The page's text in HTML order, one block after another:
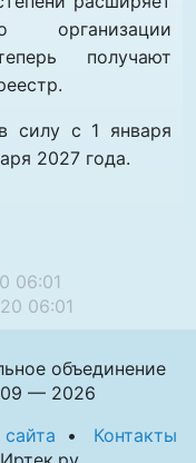
организации
получают
силу с 1 января
2027 года.
06:01
06:01
объединение
— 2026
сайта • Контакты